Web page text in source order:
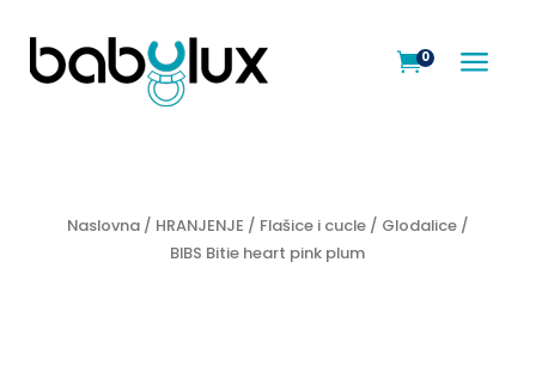
a
0
Naslovna/ HRANJENJE / Flašice i cucle/ Glodalice/
BIBS Bitie heart pink plum